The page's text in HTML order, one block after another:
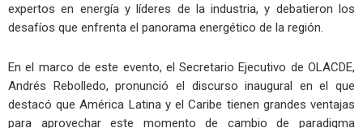
expertos en energía y líderes de la industria, y debatieron los
desafíos que enfrenta el panorama energético de la región.
En el marco de este evento, el Secretario Ejecutivo de OLACDE,
Andrés Rebolledo, pronunció el discurso inaugural en el que
destacó que América Latina y el Caribe tienen grandes ventajas
para aprovechar este momento de cambio de paradigma